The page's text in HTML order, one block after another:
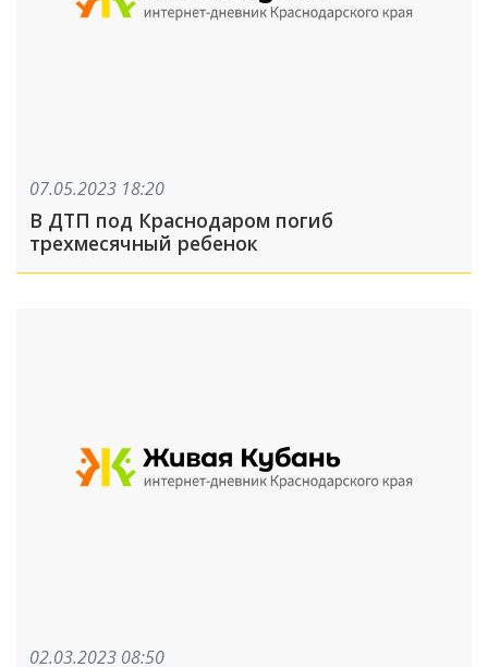
07.05.2023 18:20
В ДТП под Краснодаром погиб
трехмесячный ребенок
02.03.2023 08:50